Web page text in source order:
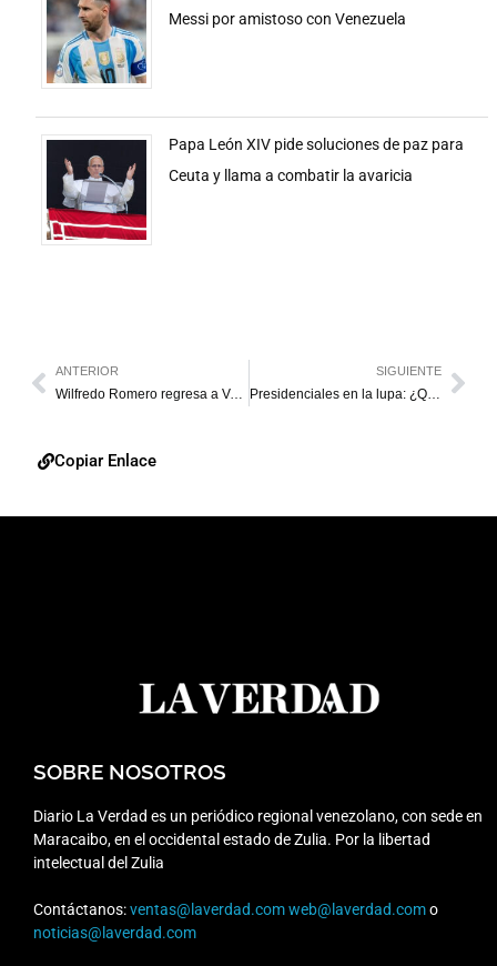
Messi por amistoso con Venezuela
Papa León XIV pide soluciones de paz para
Ceuta y llama a combatir la avaricia
ANTERIOR
Wilfredo Romero regresa a Venezuela como coach de bateo de las Águilas
SIGUIENTE
Presidenciales en la lupa: ¿Quién será el próximo Presidente? El pueblo elegirá el 28 de julio
Copiar Enlace
SOBRE NOSOTROS
Diario La Verdad es un periódico regional venezolano, con sede en
Maracaibo, en el occidental estado de Zulia. Por la libertad
intelectual del Zulia
Contáctanos:ventas@laverdad.comweb@laverdad.como
noticias@laverdad.com